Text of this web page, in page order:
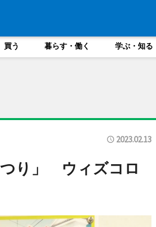
買う 暮らす・働く 学ぶ・知る
2023.02.13
つり」 ウィズコロ